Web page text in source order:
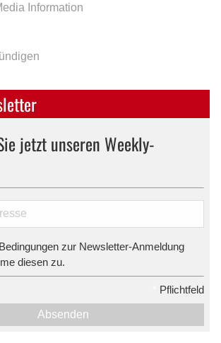
Information
jetzt unseren Weekly-
zur Newsletter-Anmeldung
diesen zu.
Pflichtfeld
Absenden